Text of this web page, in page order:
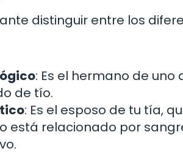
distinguir entre los
: Es el hermano de
de tío.
: Es el esposo de tu tía,
está relacionado por